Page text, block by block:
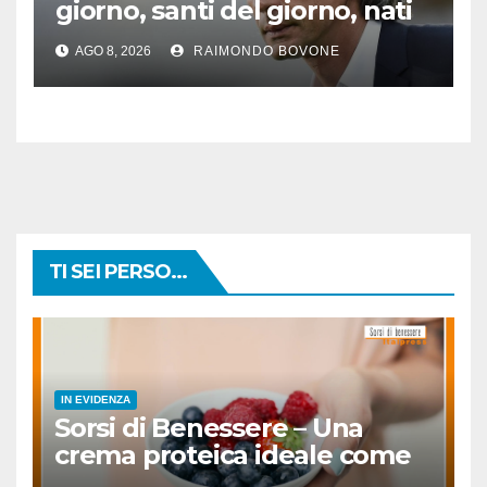
giorno, santi del giorno, nati
famosi, accadde oggi
AGO 8, 2026 RAIMONDO BOVONE
TI SEI PERSO...
IN EVIDENZA
Sorsi di Benessere – Una
crema proteica ideale come